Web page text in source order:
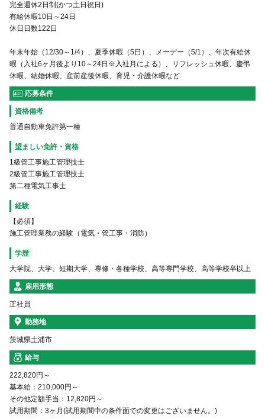
完全週休2日制(かつ土日祝日)
有給休暇10日～24日
休日日数122日
年末年始（12/30～1/4）、夏季休暇（5日）、メーデー（5/1）、年次有給休
暇（入社6ヶ月後より10～24日※入社月による）、リフレッシュ休暇、慶弔
休暇、結婚休暇、産前産後休暇、育児・介護休暇など
応募条件
資格備考
普通自動車免許第一種
望ましい免許・資格
1級管工事施工管理技士
2級管工事施工管理技士
第二種電気工事士
経験
【必須】
施工管理業務の経験（電気・管工事・消防）
学歴
大学院、大学、短期大学、専修・各種学校、高等専門学校、高等学校卒以上
雇用形態
正社員
勤務地
茨城県土浦市
給与
222,820円～
基本給：210,000円～
その他定額手当：12,820円～
試用期間：3ヶ月(試用期間中の条件面での変更はございません。)